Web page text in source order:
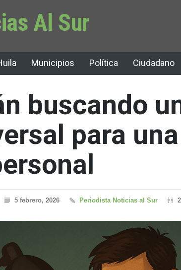
Al Sur
Municipios Política Ciudadano
buscando
para
5 febrero, 2026 Periodista Noticias al Sur